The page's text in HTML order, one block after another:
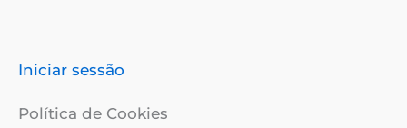
Iniciar sessão
Política de Cookies